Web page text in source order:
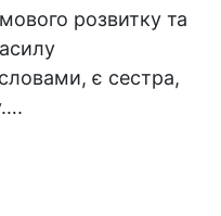
розвитку та
є сестра,